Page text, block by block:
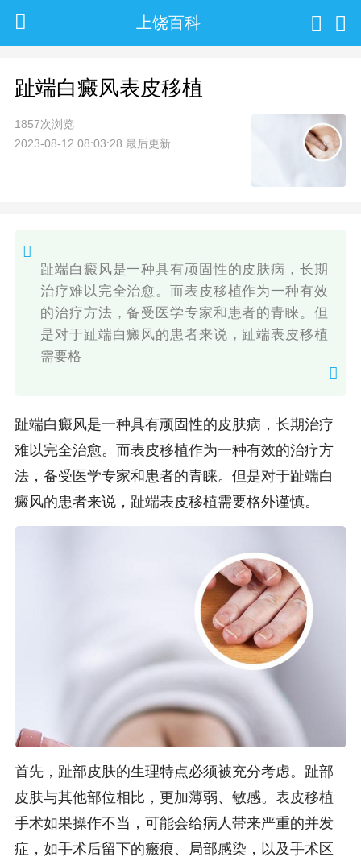
上饶百科
趾端白癜风表皮移植
1857次浏览
2023-08-12 08:03:28 最后更新
趾端白癜风是一种具有顽固性的皮肤病，长期
治疗难以完全治愈。而表皮移植作为一种有效
的治疗方法，备受医学专家和患者的青睐。但
是对于趾端白癜风的患者来说，趾端表皮移植
需要格
趾端白癜风是一种具有顽固性的皮肤病，长期治疗
难以完全治愈。而表皮移植作为一种有效的治疗方
法，备受医学专家和患者的青睐。但是对于趾端白
癜风的患者来说，趾端表皮移植需要格外谨慎。
首先，趾部皮肤的生理特点必须被充分考虑。趾部
皮肤与其他部位相比，更加薄弱、敏感。表皮移植
手术如果操作不当，可能会给病人带来严重的并发
症，如手术后留下的瘢痕、局部感染，以及手术区